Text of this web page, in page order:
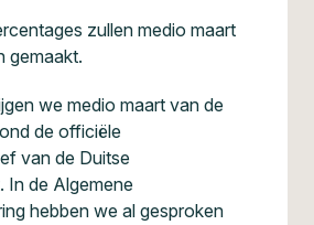
zullen medio maart
gemaakt.
we medio maart van de
de officiële
van de Duitse
In de Algemene
hebben we al gesproken